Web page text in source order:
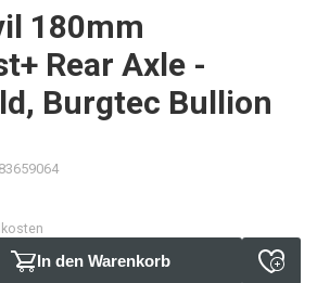
180mm
Rear Axle -
Burgtec Bullion
In den Warenkorb